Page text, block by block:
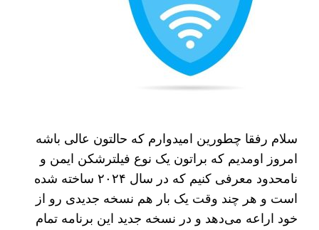
سلام رفقا چطورین امیدوارم که حالتون عالی باشه
امروز اومدیم که براتون یک نوع فیلترشکن ایمن و
نامحدود معرفی کنیم که در سال ۲۰۲۴ ساخته شده
است و هر چند وقت یک بار هم نسخه جدیدی رو از
خود اراعه می‌دهد و در نسخه جدید این برنامه تمام